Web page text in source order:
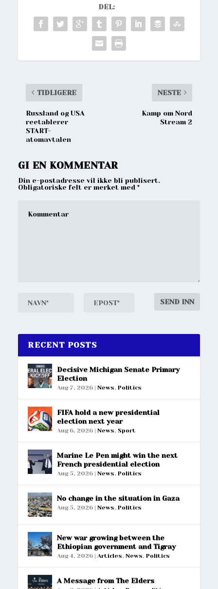
DEL:
TIDLIGERE
Russland og USA
reetablerer
START-
atomavtalen
NESTE
Kamp om Nord
Stream 2
GI EN KOMMENTAR
Din e-postadresse vil ikke bli publisert.
Obligatoriske felt er merket med*
RECENT POSTS
Decisive Michigan Senate Primary
Election
Aug 7, 2026 |News,Politics
FIFA hold a new presidential
election next year
Aug 6, 2026 |News, Sport
Marine Le Pen might win the next
French presidential election
Aug 5, 2026 |News,Politics
No change in the situation in Gaza
Aug 5, 2026 |News,Politics
New war growing between the
Ethiopian government and Tigray
Aug 4, 2026 |Articles,News,Politics
A Message from The Elders